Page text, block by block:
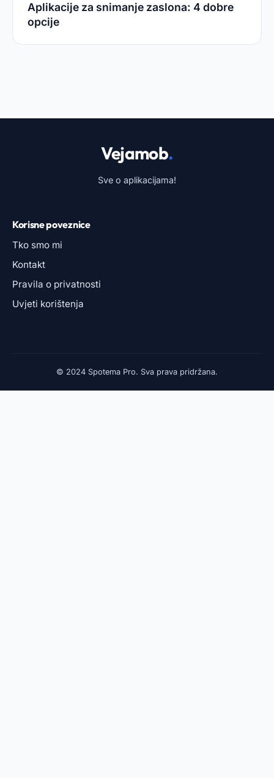
Aplikacije za snimanje zaslona: 4 dobre
opcije
Vejamob.
Sve o aplikacijama!
Korisne poveznice
Tko smo mi
Kontakt
Pravila o privatnosti
Uvjeti korištenja
© 2024 Spotema Pro. Sva prava pridržana.